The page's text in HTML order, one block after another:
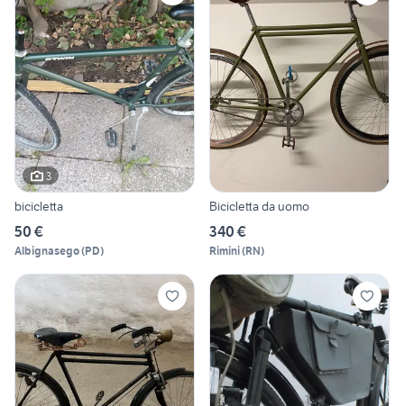
3
bicicletta
50 €
Albignasego(PD)
Bicicletta da uomo
340 €
Rimini(RN)